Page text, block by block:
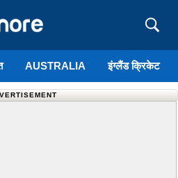
AUSTRALIA इंग्लैंड क्रिकेट